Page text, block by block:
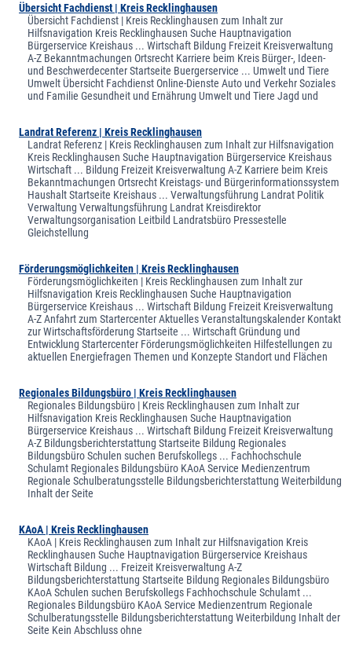
Übersicht Fachdienst | Kreis Recklinghausen
Übersicht Fachdienst | Kreis Recklinghausen zum Inhalt zur
Hilfsnavigation Kreis Recklinghausen Suche Hauptnavigation
Bürgerservice Kreishaus ... Wirtschaft Bildung Freizeit Kreisverwaltung
A-Z Bekanntmachungen Ortsrecht Karriere beim Kreis Bürger-, Ideen-
und Beschwerdecenter Startseite Buergerservice ... Umwelt und Tiere
Umwelt Übersicht Fachdienst Online-Dienste Auto und Verkehr Soziales
und Familie Gesundheit und Ernährung Umwelt und Tiere Jagd und
Landrat Referenz | Kreis Recklinghausen
Landrat Referenz | Kreis Recklinghausen zum Inhalt zur Hilfsnavigation
Kreis Recklinghausen Suche Hauptnavigation Bürgerservice Kreishaus
Wirtschaft ... Bildung Freizeit Kreisverwaltung A-Z Karriere beim Kreis
Bekanntmachungen Ortsrecht Kreistags- und Bürgerinformationssystem
Haushalt Startseite Kreishaus ... Verwaltungsführung Landrat Politik
Verwaltung Verwaltungsführung Landrat Kreisdirektor
Verwaltungsorganisation Leitbild Landratsbüro Pressestelle
Gleichstellung
Förderungsmöglichkeiten | Kreis Recklinghausen
Förderungsmöglichkeiten | Kreis Recklinghausen zum Inhalt zur
Hilfsnavigation Kreis Recklinghausen Suche Hauptnavigation
Bürgerservice Kreishaus ... Wirtschaft Bildung Freizeit Kreisverwaltung
A-Z Anfahrt zum Startercenter Aktuelles Veranstaltungskalender Kontakt
zur Wirtschaftsförderung Startseite ... Wirtschaft Gründung und
Entwicklung Startercenter Förderungsmöglichkeiten Hilfestellungen zu
aktuellen Energiefragen Themen und Konzepte Standort und Flächen
Regionales Bildungsbüro | Kreis Recklinghausen
Regionales Bildungsbüro | Kreis Recklinghausen zum Inhalt zur
Hilfsnavigation Kreis Recklinghausen Suche Hauptnavigation
Bürgerservice Kreishaus ... Wirtschaft Bildung Freizeit Kreisverwaltung
A-Z Bildungsberichterstattung Startseite Bildung Regionales
Bildungsbüro Schulen suchen Berufskollegs ... Fachhochschule
Schulamt Regionales Bildungsbüro KAoA Service Medienzentrum
Regionale Schulberatungsstelle Bildungsberichterstattung Weiterbildung
Inhalt der Seite
KAoA | Kreis Recklinghausen
KAoA | Kreis Recklinghausen zum Inhalt zur Hilfsnavigation Kreis
Recklinghausen Suche Hauptnavigation Bürgerservice Kreishaus
Wirtschaft Bildung ... Freizeit Kreisverwaltung A-Z
Bildungsberichterstattung Startseite Bildung Regionales Bildungsbüro
KAoA Schulen suchen Berufskollegs Fachhochschule Schulamt ...
Regionales Bildungsbüro KAoA Service Medienzentrum Regionale
Schulberatungsstelle Bildungsberichterstattung Weiterbildung Inhalt der
Seite Kein Abschluss ohne